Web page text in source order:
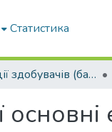
Статистика
Публікації здобувачів (бакалаврів. магістрів, аспірантів)